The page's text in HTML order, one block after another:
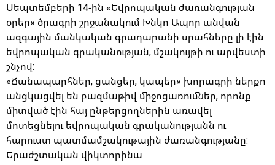
Սեպտեմբերի 14-ին «Եվրոպական ժառանգության
օրեր» ծրագրի շրջանակում Խնկո Ապոր անվան
ազգային մանկական գրադարանի սրահները լի էին
եվրոպական գրականության, մշակույթի ու արվեստի
շնչով:
«Ճանապարհներ, ցանցեր, կապեր» խորագրի ներքո
անցկացվել են բազմաթիվ միջոցառումներ, որոնք
միտված էին հայ ընթերցողներին առավել
մոտեցնելու եվրոպական գրականությանն ու
հարուստ պատմամշակութային ժառանգությանը:
Երաժշտական վիկտորինա